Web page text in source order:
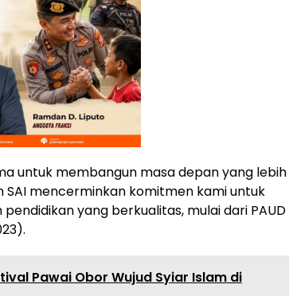
untuk membangun masa depan yang lebih
mencerminkan komitmen kami untuk
yang berkualitas, mulai dari PAUD
Pawai Obor Wujud Syiar Islam di